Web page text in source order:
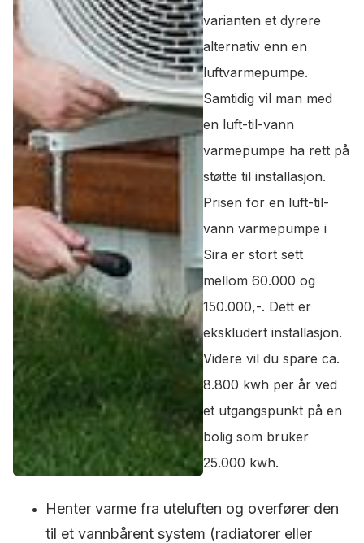
varianten et dyrere
alternativ enn en
luftvarmepumpe.
Samtidig vil man med
en luft-til-vann
varmepumpe ha rett på
støtte til installasjon.
Prisen for en luft-til-
vann varmepumpe i
Sira er stort sett
mellom 60.000 og
150.000,-. Dett er
ekskludert installasjon.
Videre vil du spare ca.
8.800 kwh per år ved
et utgangspunkt på en
bolig som bruker
25.000 kwh.
Henter varme fra uteluften og overfører den
til et vannbårent system (radiatorer eller